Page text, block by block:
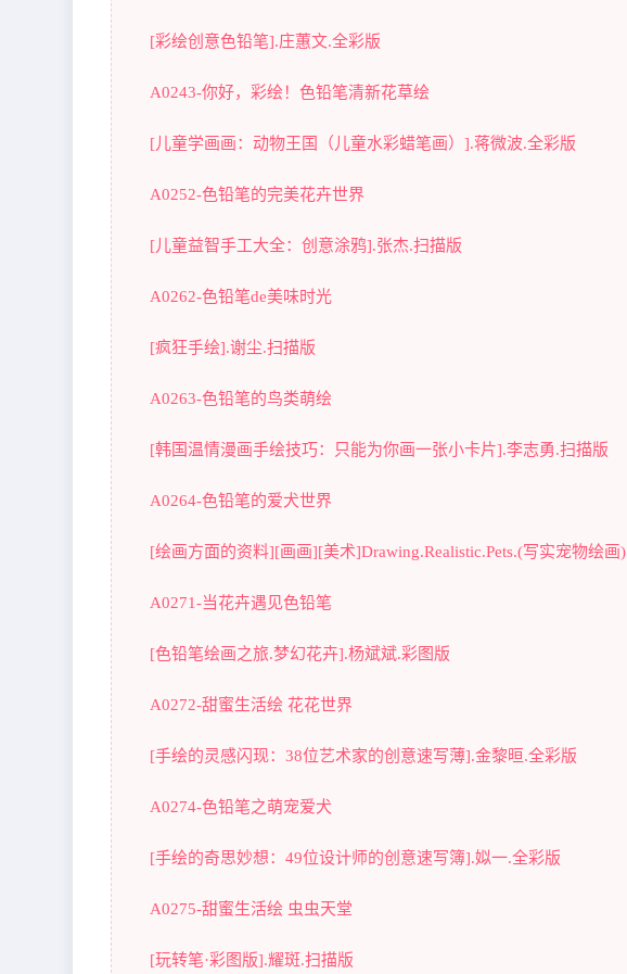
[彩绘创意色铅笔].庄蕙文.全彩版
A0243-你好，彩绘！色铅笔清新花草绘
[儿童学画画：动物王国（儿童水彩蜡笔画）].蒋微波.全彩版
A0252-色铅笔的完美花卉世界
[儿童益智手工大全：创意涂鸦].张杰.扫描版
A0262-色铅笔de美味时光
[疯狂手绘].谢尘.扫描版
A0263-色铅笔的鸟类萌绘
[韩国温情漫画手绘技巧：只能为你画一张小卡片].李志勇.扫描版
A0264-色铅笔的爱犬世界
[绘画方面的资料][画画][美术]Drawing.Realistic.Pets.(写实宠物绘画)
A0271-当花卉遇见色铅笔
[色铅笔绘画之旅.梦幻花卉].杨斌斌.彩图版
A0272-甜蜜生活绘 花花世界
[手绘的灵感闪现：38位艺术家的创意速写薄].金黎晅.全彩版
A0274-色铅笔之萌宠爱犬
[手绘的奇思妙想：49位设计师的创意速写簿].姒一.全彩版
A0275-甜蜜生活绘 虫虫天堂
[玩转笔·彩图版].耀斑.扫描版